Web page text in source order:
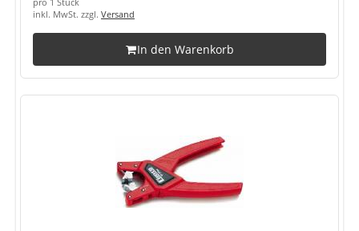
pro 1 Stück
inkl. MwSt. zzgl. Versand
In den Warenkorb